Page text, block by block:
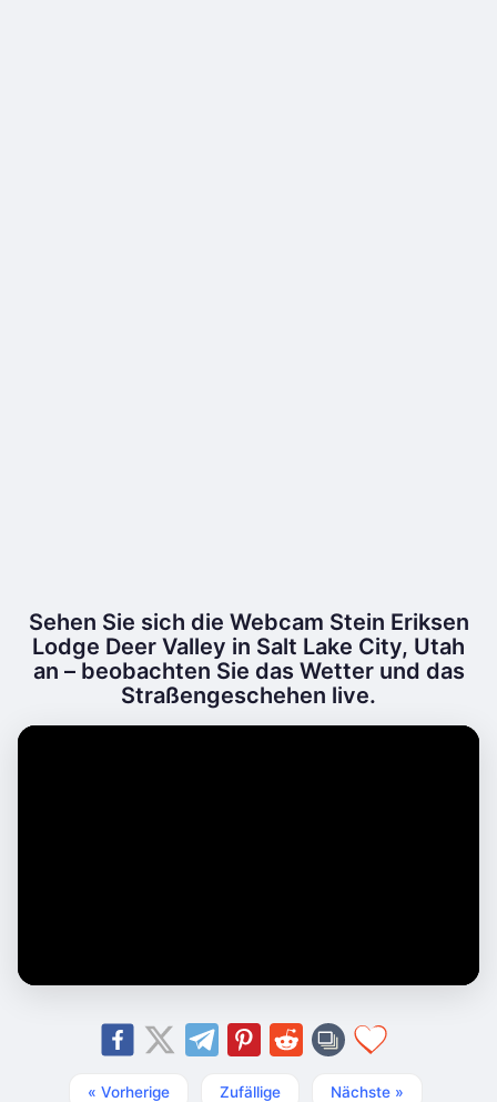
Sehen Sie sich die Webcam Stein Eriksen
Lodge Deer Valley in Salt Lake City, Utah
an – beobachten Sie das Wetter und das
Straßengeschehen live.
« Vorherige Zufällige Nächste »